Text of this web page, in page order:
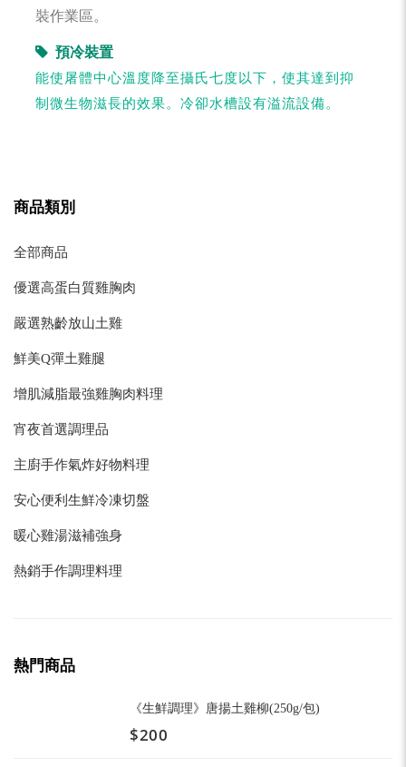
裝作業區。
預冷裝置
能使屠體中心溫度降至攝氏七度以下，使其達到抑
制微生物滋長的效果。冷卻水槽設有溢流設備。
商品類別
全部商品
優選高蛋白質雞胸肉
嚴選熟齡放山土雞
鮮美Q彈土雞腿
增肌減脂最強雞胸肉料理
宵夜首選調理品
主廚手作氣炸好物料理
安心便利生鮮冷凍切盤
暖心雞湯滋補強身
熱銷手作調理料理
熱門商品
《生鮮調理》唐揚土雞柳(250g/包)
$200